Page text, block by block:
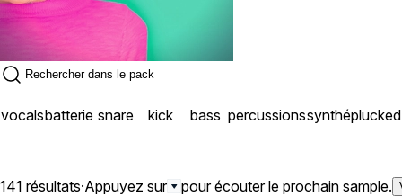
vocalsbatterie snare kick bass percussionssynthé
141 résultats·Appuyez sur pour écouter le prochain sample.